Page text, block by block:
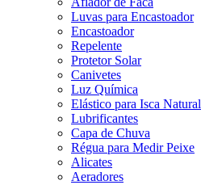
Luvas para Encastoador
Encastoador
Repelente
Protetor Solar
Canivetes
Luz Química
Elástico para Isca Natural
Lubrificantes
Capa de Chuva
Régua para Medir Peixe
Alicates
Aeradores